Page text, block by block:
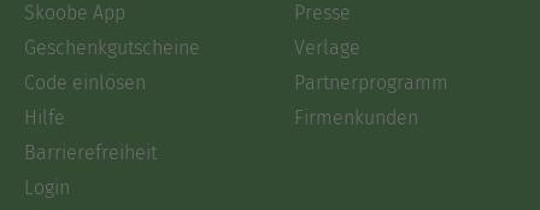
Skoobe App
Geschenkgutscheine
Code einlösen
Hilfe
Barrierefreiheit
Login
Presse
Verlage
Partnerprogramm
Firmenkunden